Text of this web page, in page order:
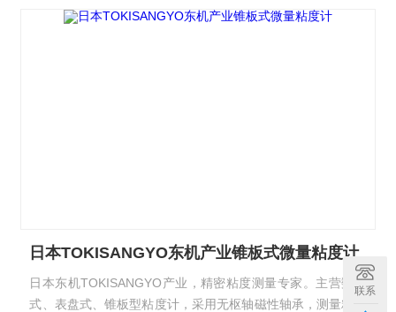
日本TOKISANGYO东机产业锥板式微量粘度计
日本东机TOKISANGYO产业，精密粘度测量专家。主营数字
式、表盘式、锥板型粘度计，采用无枢轴磁性轴承，测量精准
联系